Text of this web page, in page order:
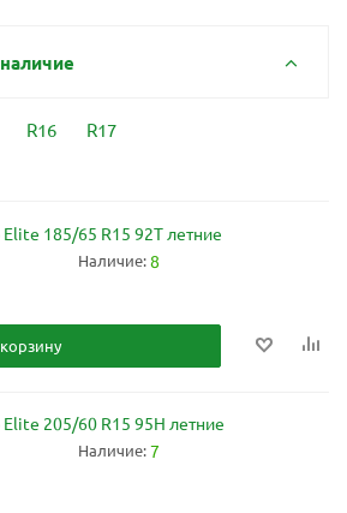
R16 R17
185/65 R15 92T летние
Наличие:8
205/60 R15 95H летние
Наличие:7